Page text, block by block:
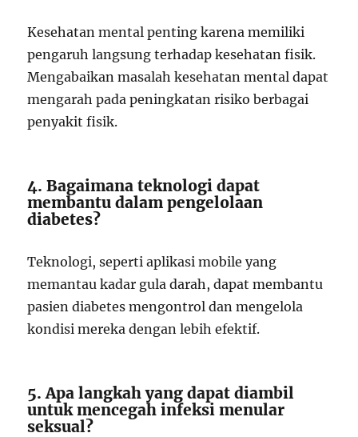
Kesehatan mental penting karena memiliki
pengaruh langsung terhadap kesehatan fisik.
Mengabaikan masalah kesehatan mental dapat
mengarah pada peningkatan risiko berbagai
penyakit fisik.
4. Bagaimana teknologi dapat
membantu dalam pengelolaan
diabetes?
Teknologi, seperti aplikasi mobile yang
memantau kadar gula darah, dapat membantu
pasien diabetes mengontrol dan mengelola
kondisi mereka dengan lebih efektif.
5. Apa langkah yang dapat diambil
untuk mencegah infeksi menular
seksual?